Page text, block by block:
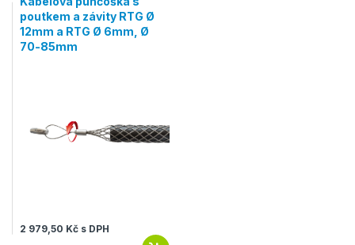
poutkem a závity RTG Ø
12mm a RTG Ø 6mm, Ø
70-85mm
2 979,50 Kč s DPH